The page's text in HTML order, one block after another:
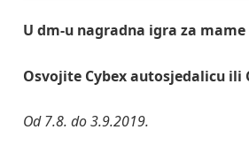
U dm-u nagradna igra za mame
Osvojite Cybex autosjedalicu ili
Od 7.8. do 3.9.2019.